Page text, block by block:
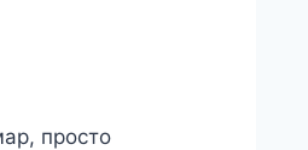
прοстο